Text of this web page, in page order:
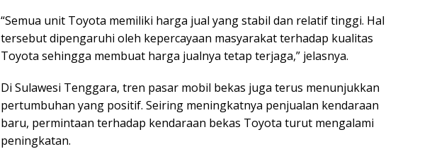
“Semua unit Toyota memiliki harga jual yang stabil dan relatif tinggi. Hal
tersebut dipengaruhi oleh kepercayaan masyarakat terhadap kualitas
Toyota sehingga membuat harga jualnya tetap terjaga,” jelasnya.
Di Sulawesi Tenggara, tren pasar mobil bekas juga terus menunjukkan
pertumbuhan yang positif. Seiring meningkatnya penjualan kendaraan
baru, permintaan terhadap kendaraan bekas Toyota turut mengalami
peningkatan.